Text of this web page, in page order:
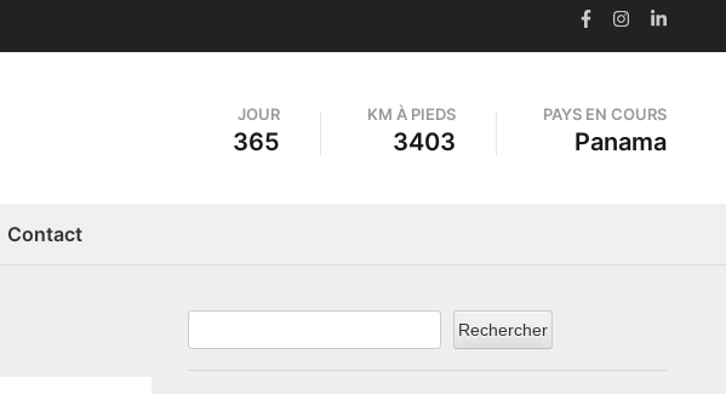
JOUR
365
KM À PIEDS
3403
PAYS EN COURS
Panama
Contact
Rechercher